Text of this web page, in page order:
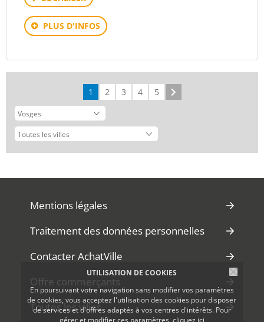
UTILISATION DE COOKIES
En poursuivant votre navigation sans modifier vos paramètres
de cookies, vous acceptez l'utilisation des cookies pour disposer
de services et d'offres adaptés à vos centres d'intérêts. Pour
gérer et modifier ces paramètres, cliquez ici
PLUS D'INFOS
1 2 3 4 5
Mentions légales
Traitement des données personnelles
Contacter AchatVille
Offre commerçants
Toutes les villes